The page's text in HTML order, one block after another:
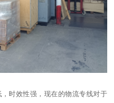
时效性强，现在的物流专线对于